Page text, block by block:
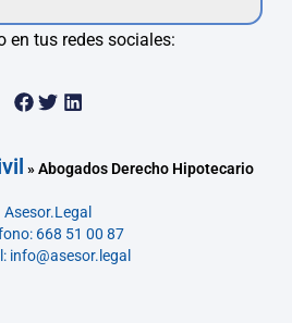
en tus redes sociales:
»Abogados Derecho Hipotecario
Asesor.Legal
668 51 00 87
info@asesor.legal